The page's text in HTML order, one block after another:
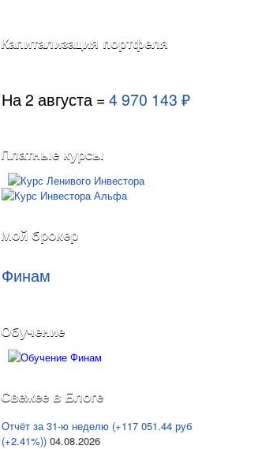
Капитализация портфеля
На 2 августа = 4 970 143 ₽
Платные курсы
Мой брокер
Финам
Обучение
Свежее в Блоге
Отчёт за 31-ю неделю (+117 051.44 руб
(+2.41%)) 04.08.2026